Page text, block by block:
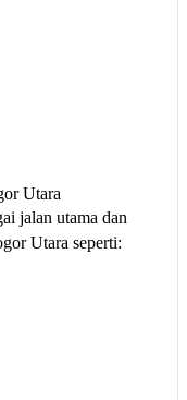
Utara
jalan utama dan
Utara seperti: